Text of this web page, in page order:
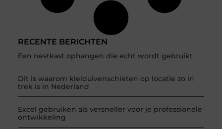
RECENTE BERICHTEN
Een nestkast ophangen die echt wordt gebruikt
Dit is waarom kleiduivenschieten op locatie zo in
trek is in Nederland
Excel gebruiken als versneller voor je professionele
ontwikkeling